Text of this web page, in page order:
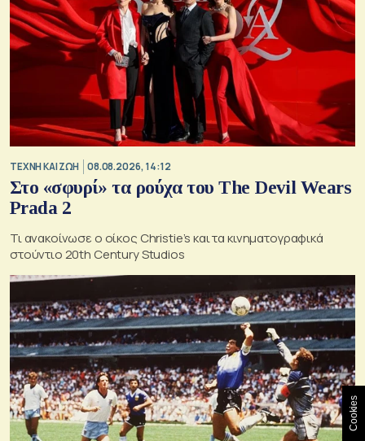
TΕΧΝΗ ΚΑΙ ΖΩΗ 08.08.2026, 14:12
Στο «σφυρί» τα ρούχα του The Devil Wears
Prada 2
Τι ανακοίνωσε ο οίκος Christie’s και τα κινηματογραφικά
στούντιο 20th Century Studios
Cookies